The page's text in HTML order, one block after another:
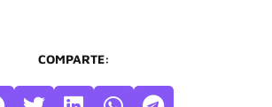
COMPARTE: